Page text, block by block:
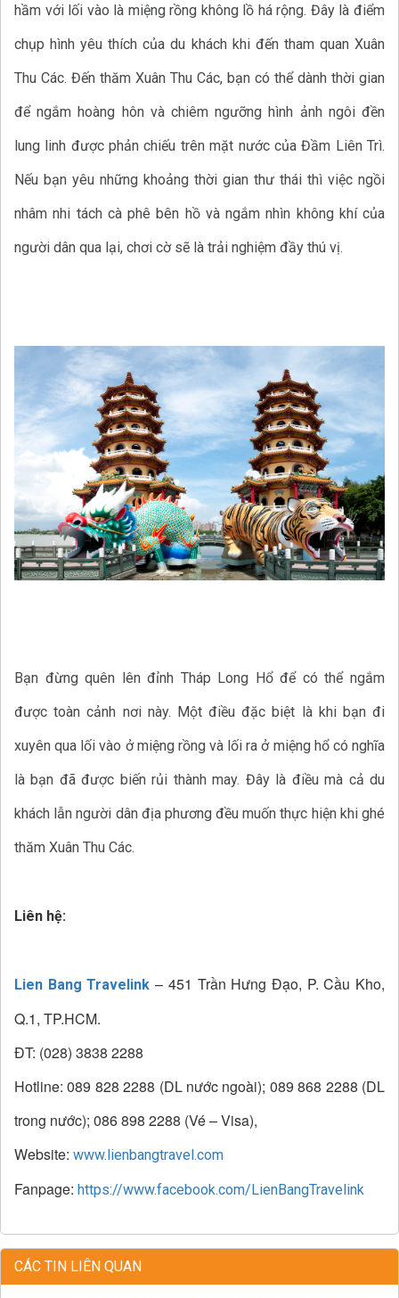
hầm với lối vào là miệng rồng không lồ há rộng. Đây là điểm
chụp hình yêu thích của du khách khi đến tham quan Xuân
Thu Các. Đến thăm Xuân Thu Các, bạn có thể dành thời gian
để ngắm hoàng hôn và chiêm ngưỡng hình ảnh ngôi đền
lung linh được phản chiếu trên mặt nước của Đầm Liên Trì.
Nếu bạn yêu những khoảng thời gian thư thái thì việc ngồi
nhâm nhi tách cà phê bên hồ và ngắm nhìn không khí của
người dân qua lại, chơi cờ sẽ là trải nghiệm đầy thú vị.
Bạn đừng quên lên đỉnh Tháp Long Hổ để có thể ngắm
được toàn cảnh nơi này. Một điều đặc biệt là khi bạn đi
xuyên qua lối vào ở miệng rồng và lối ra ở miệng hổ có nghĩa
là bạn đã được biến rủi thành may. Đây là điều mà cả du
khách lẫn người dân địa phương đều muốn thực hiện khi ghé
thăm Xuân Thu Các.
Liên hệ:
Lien Bang Travelink – 451 Trần Hưng Đạo, P. Cầu Kho,
Q.1, TP.HCM.
ĐT: (028) 3838 2288
Hotline: 089 828 2288 (DL nước ngoài); 089 868 2288 (DL
trong nước); 086 898 2288 (Vé – Visa),
Website: www.lienbangtravel.com
Fanpage: https://www.facebook.com/LienBangTravelink
CÁC TIN LIÊN QUAN